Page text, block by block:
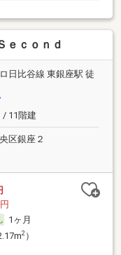
ｅｃｏｎｄ
日比谷線 東銀座駅 徒
/ 11階建
区銀座２
1ヶ月
2）